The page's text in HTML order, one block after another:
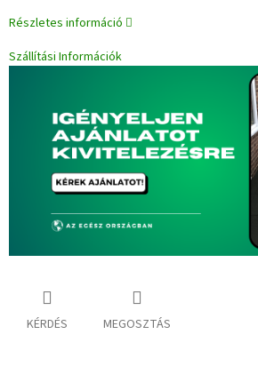
Részletes információ
Szállítási Információk
KÉRDÉS MEGOSZTÁS